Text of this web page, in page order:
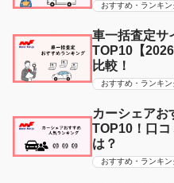
おすすめ・ランキン
車一括査定サ
TOP10【
比較！
おすすめ・ランキン
カーシェアお
TOP10！口
は？
おすすめ・ランキン